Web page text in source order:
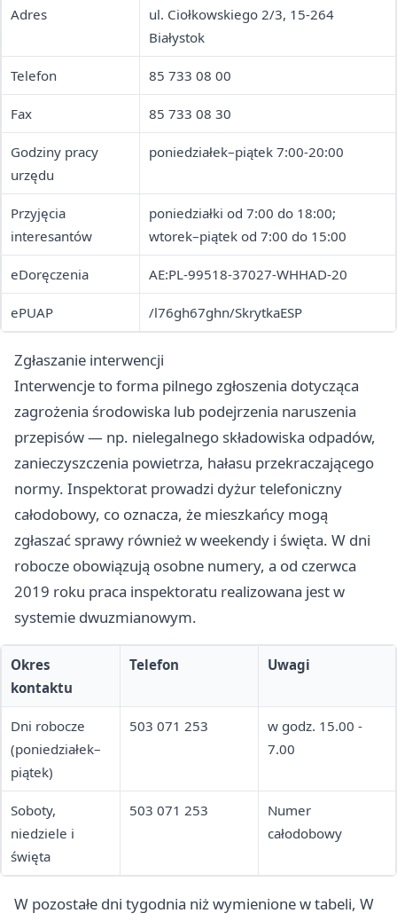
Adres
ul. Ciołkowskiego 2/3, 15-264
Białystok
Telefon 85 733 08 00
Fax 85 733 08 30
Godziny pracy
urzędu
poniedziałek–piątek 7:00-20:00
Przyjęcia
interesantów
poniedziałki od 7:00 do 18:00;
wtorek–piątek od 7:00 do 15:00
eDoręczenia AE:PL-99518-37027-WHHAD-20
ePUAP /l76gh67ghn/SkrytkaESP
Zgłaszanie interwencji
Interwencje to forma pilnego zgłoszenia dotycząca
zagrożenia środowiska lub podejrzenia naruszenia
przepisów — np. nielegalnego składowiska odpadów,
zanieczyszczenia powietrza, hałasu przekraczającego
normy. Inspektorat prowadzi dyżur telefoniczny
całodobowy, co oznacza, że mieszkańcy mogą
zgłaszać sprawy również w weekendy i święta. W dni
robocze obowiązują osobne numery, a od czerwca
2019 roku praca inspektoratu realizowana jest w
systemie dwuzmianowym.
Okres
kontaktu
Telefon Uwagi
Dni robocze
(poniedziałek–
piątek)
503 071 253
w godz. 15.00 -
7.00
Soboty,
niedziele i
święta
503 071 253
Numer
całodobowy
W pozostałe dni tygodnia niż wymienione w tabeli, W